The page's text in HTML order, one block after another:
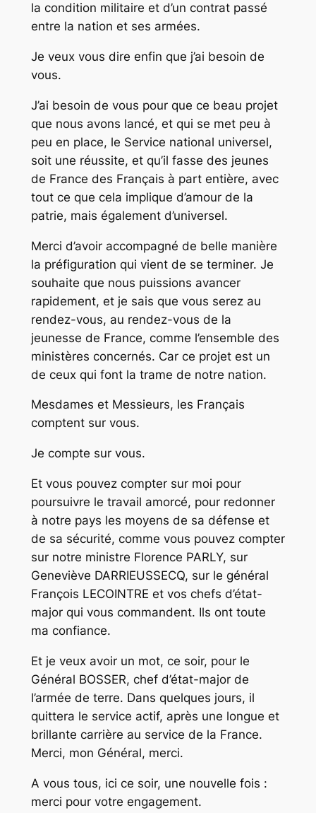
la condition militaire et d’un contrat passé
entre la nation et ses armées.
Je veux vous dire enfin que j’ai besoin de
vous.
J’ai besoin de vous pour que ce beau projet
que nous avons lancé, et qui se met peu à
peu en place, le Service national universel,
soit une réussite, et qu’il fasse des jeunes
de France des Français à part entière, avec
tout ce que cela implique d’amour de la
patrie, mais également d’universel.
Merci d’avoir accompagné de belle manière
la préfiguration qui vient de se terminer. Je
souhaite que nous puissions avancer
rapidement, et je sais que vous serez au
rendez-vous, au rendez-vous de la
jeunesse de France, comme l’ensemble des
ministères concernés. Car ce projet est un
de ceux qui font la trame de notre nation.
Mesdames et Messieurs, les Français
comptent sur vous.
Je compte sur vous.
Et vous pouvez compter sur moi pour
poursuivre le travail amorcé, pour redonner
à notre pays les moyens de sa défense et
de sa sécurité, comme vous pouvez compter
sur notre ministre Florence PARLY, sur
Geneviève DARRIEUSSECQ, sur le général
François LECOINTRE et vos chefs d’état-
major qui vous commandent. Ils ont toute
ma confiance.
Et je veux avoir un mot, ce soir, pour le
Général BOSSER, chef d’état-major de
l’armée de terre. Dans quelques jours, il
quittera le service actif, après une longue et
brillante carrière au service de la France.
Merci, mon Général, merci.
A vous tous, ici ce soir, une nouvelle fois :
merci pour votre engagement.